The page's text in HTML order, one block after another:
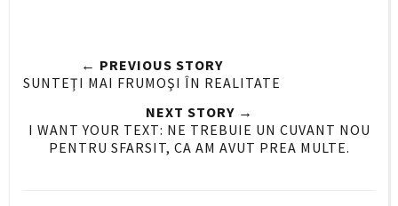
O
n
F
a
c
O
n
G
o
o
← PREVIOUS STORY
SUNTEŢI MAI FRUMOŞI ÎN REALITATE
NEXT STORY →
I WANT YOUR TEXT: NE TREBUIE UN CUVANT NOU
PENTRU SFARSIT, CA AM AVUT PREA MULTE.